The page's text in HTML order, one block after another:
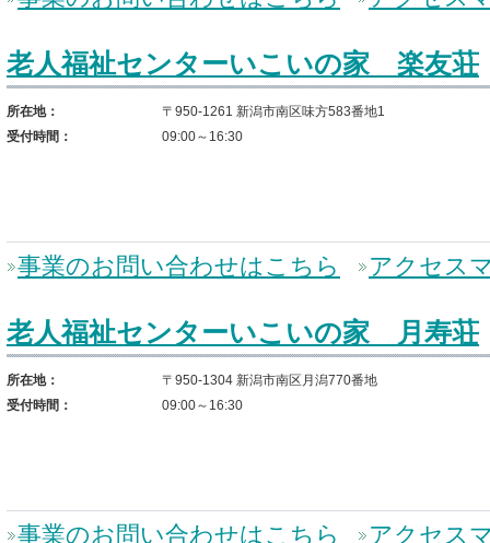
老人福祉センターいこいの家 楽友荘
所在地：
〒950-1261 新潟市南区味方583番地1
受付時間：
09:00～16:30
事業のお問い合わせはこちら アクセス
老人福祉センターいこいの家 月寿荘
所在地：
〒950-1304 新潟市南区月潟770番地
受付時間：
09:00～16:30
事業のお問い合わせはこちら アクセス